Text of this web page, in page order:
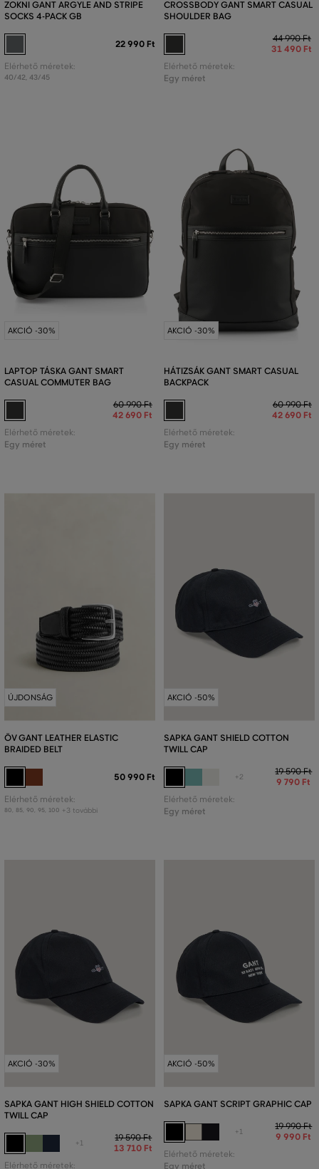
ZOKNI GANT ARGYLE AND STRIPE
SOCKS 4-PACK GB
22 990 Ft
Elérhető méretek:
40/42, 43/45
CROSSBODY GANT SMART CASUAL
SHOULDER BAG
44 990 Ft
31 490 Ft
Elérhető méretek:
Egy méret
AKCIÓ -30%
LAPTOP TÁSKA GANT SMART
CASUAL COMMUTER BAG
60 990 Ft
42 690 Ft
Elérhető méretek:
Egy méret
AKCIÓ -30%
HÁTIZSÁK GANT SMART CASUAL
BACKPACK
60 990 Ft
42 690 Ft
Elérhető méretek:
Egy méret
ÚJDONSÁG
ÖV GANT LEATHER ELASTIC
BRAIDED BELT
50 990 Ft
Elérhető méretek:
80 85 90 95 100 +3 további
AKCIÓ -50%
SAPKA GANT SHIELD COTTON
TWILL CAP
+2
19 590 Ft
9 790 Ft
Elérhető méretek:
Egy méret
AKCIÓ -30%
SAPKA GANT HIGH SHIELD COTTON
TWILL CAP
+1
19 590 Ft
13 710 Ft
Elérhető méretek:
AKCIÓ -50%
SAPKA GANT SCRIPT GRAPHIC CAP
+1
19 990 Ft
9 990 Ft
Elérhető méretek:
Egy méret